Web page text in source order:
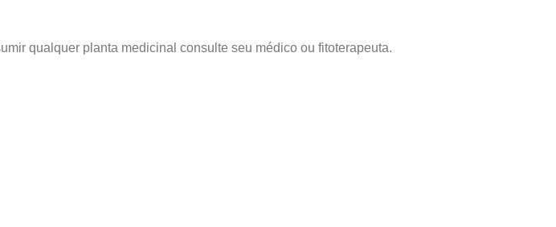
qualquer planta medicinal consulte seu médico ou fitoterapeuta.